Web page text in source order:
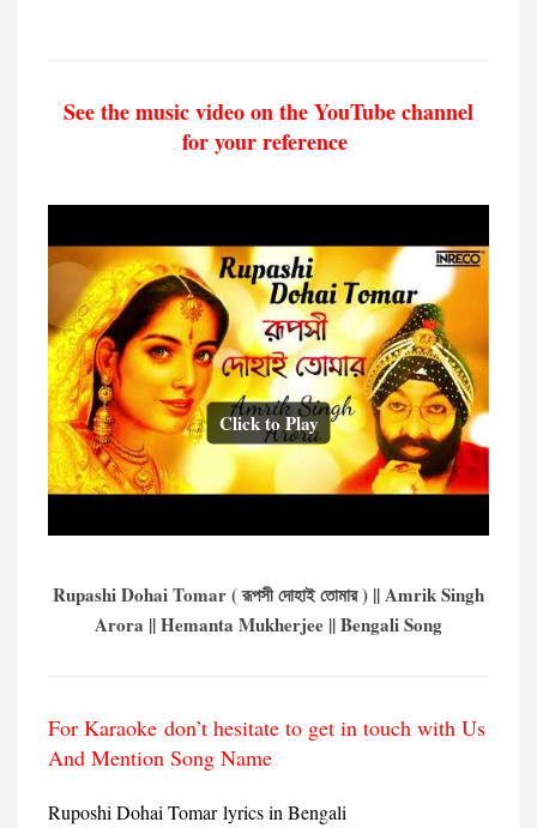
See the music video on the YouTube channel
for your reference
Click to Play
Rupashi Dohai Tomar ( রূপসী দোহাই তোমার ) || Amrik Singh
Arora || Hemanta Mukherjee || Bengali Song
For Karaoke don’t hesitate to get in touch with Us
And Mention Song Name
Ruposhi Dohai Tomar lyrics in Bengali